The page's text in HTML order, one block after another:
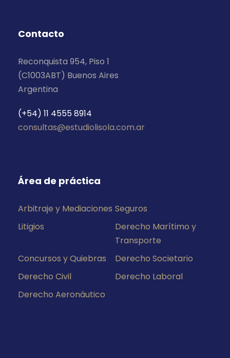
Contacto
Reconquista 954, Piso 1
(C1003ABT) Buenos Aires
Argentina
(+54) 11 4555 8914
consultas@estudiolisola.com.ar
Área de práctica
Arbitraje y Mediaciones Seguros
Litigios
Derecho Marítimo y
Transporte
Concursos y Quiebras
Derecho Societario
Derecho Civil
Derecho Laboral
Derecho Aeronáutico